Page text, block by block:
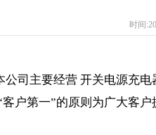
时间:
公司主要经营 开关电源充
客户第一”的原则为广大客